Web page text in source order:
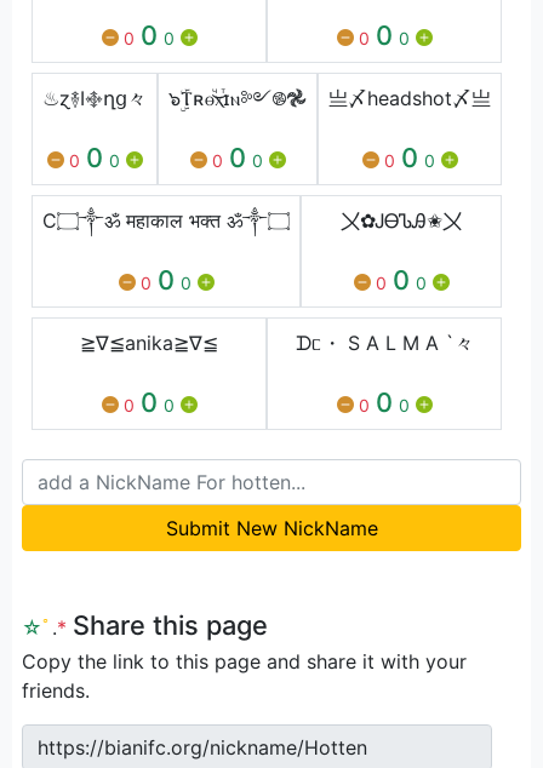
0 0 0 0 0 0
♨ɀ࿈Ӏ࿇ղց々
0 0 0
๖ۣۜⲦʀⲑⷱ͜ⲭⷮɪⲛ༻࿌𖣘
0 0 0
亗〆headshot〆亗
0 0 0
C۝༒ॐ महाकाल भक्त ॐ༒۝
0 0 0
〤✿ᎫᎾᏖᎯ✬〤
0 0 0
≧∇≦anika≧∇≦
0 0 0
ᗪᥴ・ S A L M A `々
0 0 0
Submit New NickName
☆ﾟ .* Share this page
Copy the link to this page and share it with your
friends.
https://bianifc.org/nickname/Hotten